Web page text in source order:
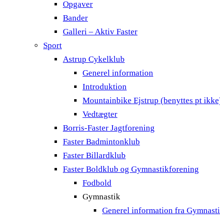
Opgaver
Bander
Galleri – Aktiv Faster
Sport
Astrup Cykelklub
Generel information
Introduktion
Mountainbike Ejstrup (benyttes pt
Vedtægter
Borris-Faster Jagtforening
Faster Badmintonklub
Faster Billardklub
Faster Boldklub og Gymnastikforening
Fodbold
Gymnastik
Generel information fra